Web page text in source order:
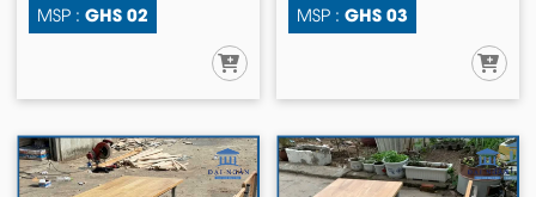
MSP : GHS 02 MSP : GHS 03